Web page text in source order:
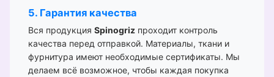
5. Гарантия качества
Вся продукция Spinogriz проходит контроль
качества перед отправкой. Материалы, ткани и
фурнитура имеют необходимые сертификаты. Мы
делаем всё возможное, чтобы каждая покупка